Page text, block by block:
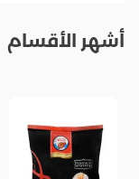
أشهر الأقسام